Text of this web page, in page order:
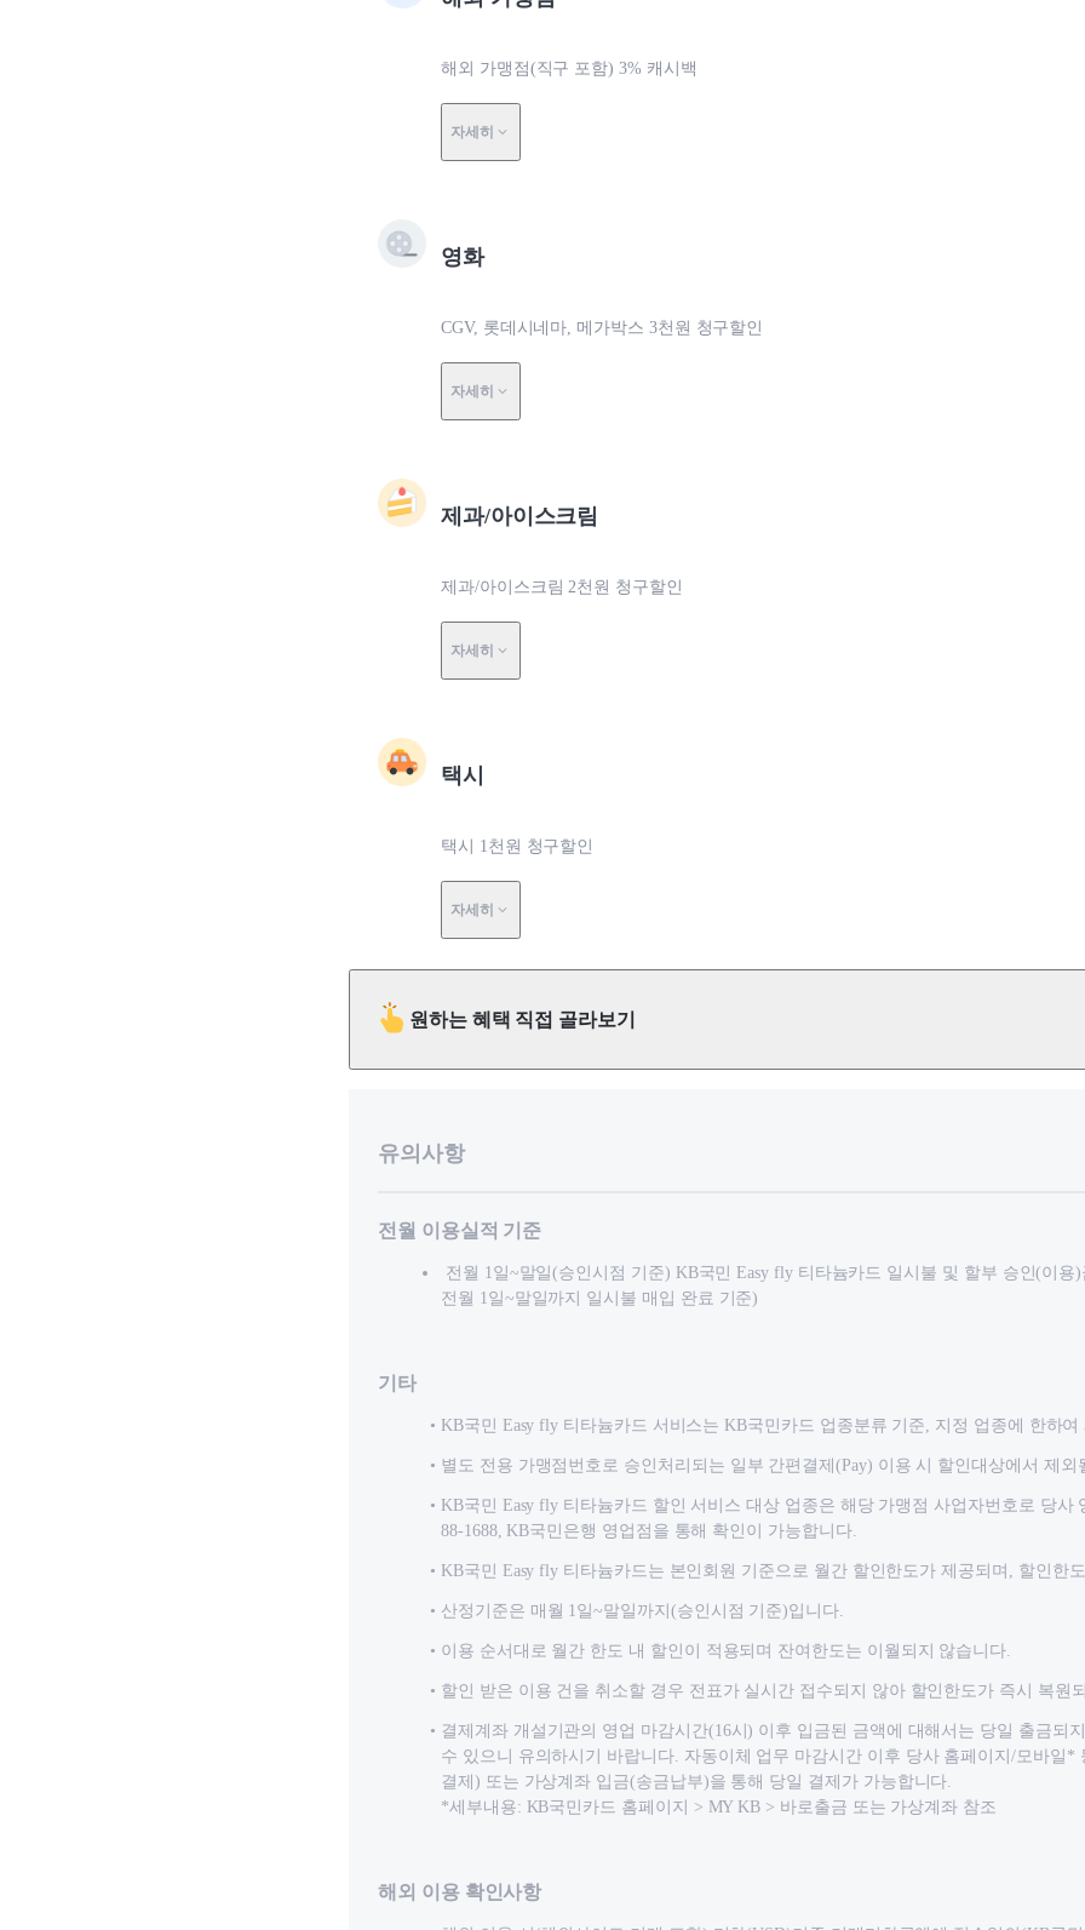
해외 가맹점(직구 포함) 3% 캐시백
자세히
영화
CGV, 롯데시네마, 메가박스 3천원 청구할인
자세히
제과/아이스크림
제과/아이스크림 2천원 청구할인
자세히
택시
택시 1천원 청구할인
자세히
원하는 혜택 직접 골라보기
유의사항
전월 이용실적 기준
전월 1일~말일(승인시점 기준) KB국민 Easy fly 티타늄카드 일시불 및 할부 승인(이용
전월 1일~말일까지 일시불 매입 완료 기준)
기타
KB국민 Easy fly 티타늄카드 서비스는 KB국민카드 업종분류 기준, 지정 업종에 한하여
별도 전용 가맹점번호로 승인처리되는 일부 간편결제(Pay) 이용 시 할인대상에서 제외
KB국민 Easy fly 티타늄카드 할인 서비스 대상 업종은 해당 가맹점 사업자번호로 당사
88-1688, KB국민은행 영업점을 통해 확인이 가능합니다.
KB국민 Easy fly 티타늄카드는 본인회원 기준으로 월간 할인한도가 제공되며, 할인한도
산정기준은 매월 1일~말일까지(승인시점 기준)입니다.
이용 순서대로 월간 한도 내 할인이 적용되며 잔여한도는 이월되지 않습니다.
할인 받은 이용 건을 취소할 경우 전표가 실시간 접수되지 않아 할인한도가 즉시 복원
결제계좌 개설기관의 영업 마감시간(16시) 이후 입금된 금액에 대해서는 당일 출금되
수 있으니 유의하시기 바랍니다. 자동이체 업무 마감시간 이후 당사 홈페이지/모바일*
결제) 또는 가상계좌 입금(송금납부)을 통해 당일 결제가 가능합니다.
*세부내용: KB국민카드 홈페이지 > MY KB > 바로출금 또는 가상계좌 참조
해외 이용 확인사항